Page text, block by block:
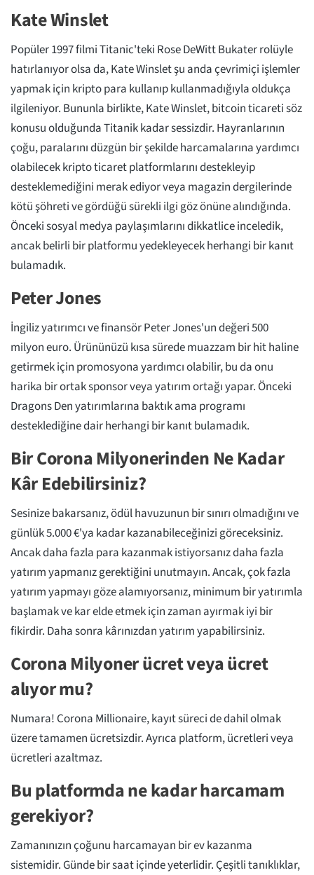
Kate Winslet
Popüler 1997 filmi Titanic'teki Rose DeWitt Bukater rolüyle
hatırlanıyor olsa da, Kate Winslet şu anda çevrimiçi işlemler
yapmak için kripto para kullanıp kullanmadığıyla oldukça
ilgileniyor. Bununla birlikte, Kate Winslet, bitcoin ticareti söz
konusu olduğunda Titanik kadar sessizdir. Hayranlarının
çoğu, paralarını düzgün bir şekilde harcamalarına yardımcı
olabilecek kripto ticaret platformlarını destekleyip
desteklemediğini merak ediyor veya magazin dergilerinde
kötü şöhreti ve gördüğü sürekli ilgi göz önüne alındığında.
Önceki sosyal medya paylaşımlarını dikkatlice inceledik,
ancak belirli bir platformu yedekleyecek herhangi bir kanıt
bulamadık.
Peter Jones
İngiliz yatırımcı ve finansör Peter Jones'un değeri 500
milyon euro. Ürününüzü kısa sürede muazzam bir hit haline
getirmek için promosyona yardımcı olabilir, bu da onu
harika bir ortak sponsor veya yatırım ortağı yapar. Önceki
Dragons Den yatırımlarına baktık ama programı
desteklediğine dair herhangi bir kanıt bulamadık.
Bir Corona Milyonerinden Ne Kadar
Kâr Edebilirsiniz?
Sesinize bakarsanız, ödül havuzunun bir sınırı olmadığını ve
günlük 5.000 €'ya kadar kazanabileceğinizi göreceksiniz.
Ancak daha fazla para kazanmak istiyorsanız daha fazla
yatırım yapmanız gerektiğini unutmayın. Ancak, çok fazla
yatırım yapmayı göze alamıyorsanız, minimum bir yatırımla
başlamak ve kar elde etmek için zaman ayırmak iyi bir
fikirdir. Daha sonra kârınızdan yatırım yapabilirsiniz.
Corona Milyoner ücret veya ücret
alıyor mu?
Numara! Corona Millionaire, kayıt süreci de dahil olmak
üzere tamamen ücretsizdir. Ayrıca platform, ücretleri veya
ücretleri azaltmaz.
Bu platformda ne kadar harcamam
gerekiyor?
Zamanınızın çoğunu harcamayan bir ev kazanma
sistemidir. Günde bir saat içinde yeterlidir. Çeşitli tanıklıklar,